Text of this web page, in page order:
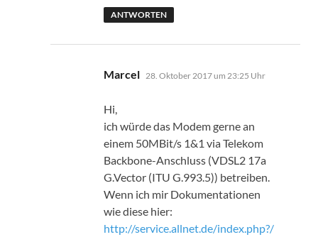
ANTWORTEN
Marcel sagt:
28. Oktober 2017 um 23:25 Uhr
Hi,
ich würde das Modem gerne an
einem 50MBit/s 1&1 via Telekom
Backbone-Anschluss (VDSL2 17a
G.Vector (ITU G.993.5)) betreiben.
Wenn ich mir Dokumentationen
wie diese hier:
http://service.allnet.de/index.php?/